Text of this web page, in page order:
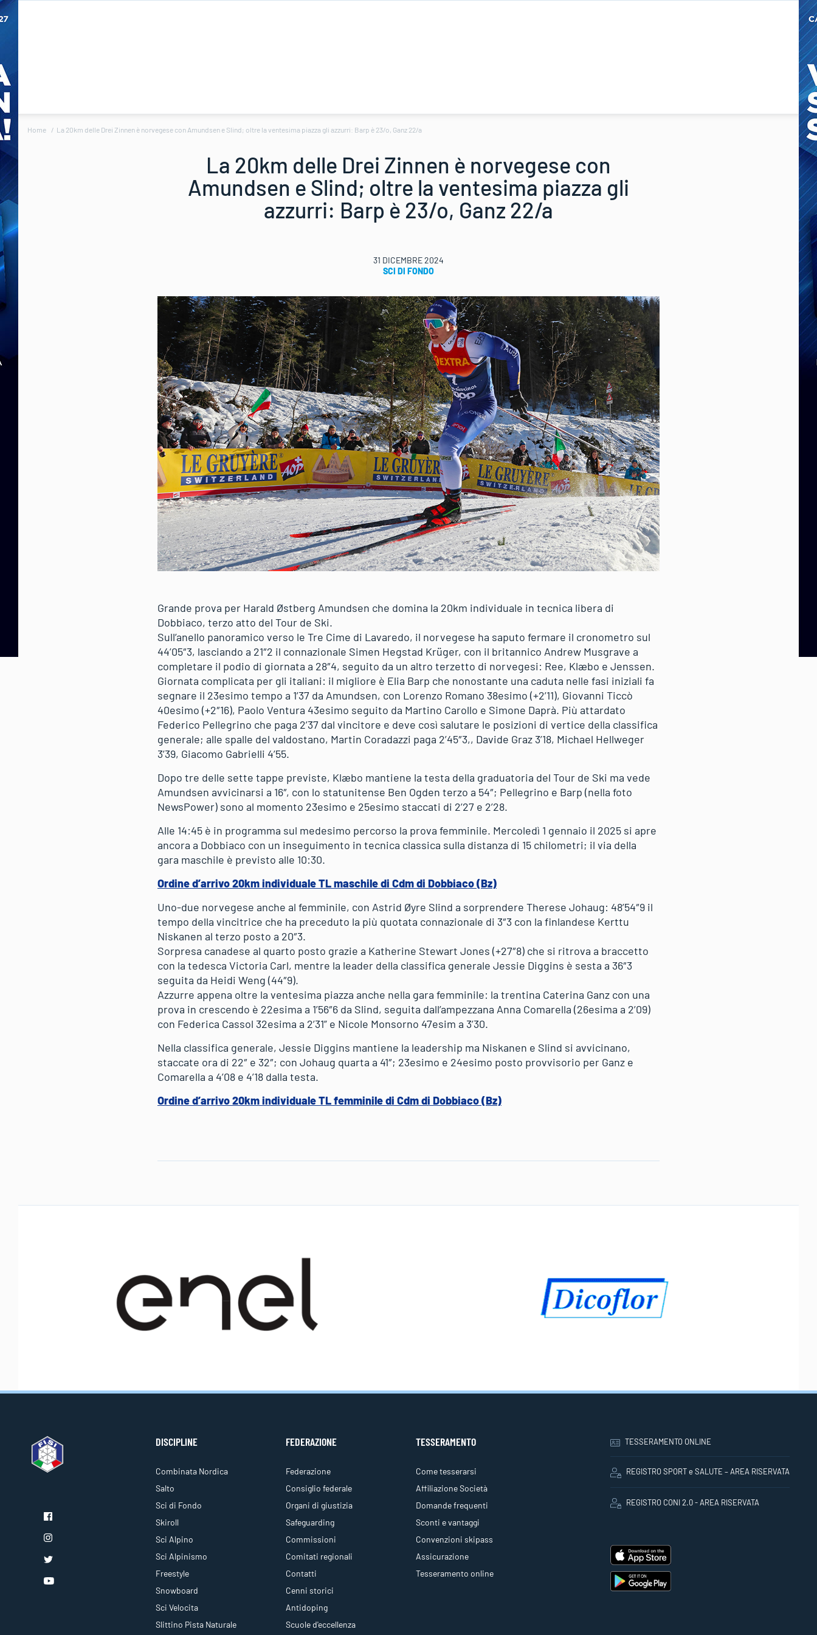
Home La 20km delle Drei Zinnen è norvegese con Amundsen e Slind; oltre la ventesima piazza gli azzurri: Barp è 23/o, Ganz 22/a
La 20km delle Drei Zinnen è norvegese con
Amundsen e Slind; oltre la ventesima piazza gli
azzurri: Barp è 23/o, Ganz 22/a
31 DICEMBRE 2024
SCI DI FONDO
Grande prova per Harald Østberg Amundsen che domina la 20km individuale in tecnica libera di
Dobbiaco, terzo atto del Tour de Ski.
Sull’anello panoramico verso le Tre Cime di Lavaredo, il norvegese ha saputo fermare il cronometro sul
44’05″3, lasciando a 21″2 il connazionale Simen Hegstad Krüger, con il britannico Andrew Musgrave a
completare il podio di giornata a 28″4, seguito da un altro terzetto di norvegesi: Ree, Klæbo e Jenssen.
Giornata complicata per gli italiani: il migliore è Elia Barp che nonostante una caduta nelle fasi iniziali fa
segnare il 23esimo tempo a 1’37 da Amundsen, con Lorenzo Romano 38esimo (+2’11), Giovanni Ticcò
40esimo (+2″16), Paolo Ventura 43esimo seguito da Martino Carollo e Simone Daprà. Più attardato
Federico Pellegrino che paga 2’37 dal vincitore e deve così salutare le posizioni di vertice della classifica
generale; alle spalle del valdostano, Martin Coradazzi paga 2’45″3,, Davide Graz 3’18, Michael Hellweger
3’39, Giacomo Gabrielli 4’55.
Dopo tre delle sette tappe previste, Klæbo mantiene la testa della graduatoria del Tour de Ski ma vede
Amundsen avvicinarsi a 16″, con lo statunitense Ben Ogden terzo a 54″; Pellegrino e Barp (nella foto
NewsPower) sono al momento 23esimo e 25esimo staccati di 2’27 e 2’28.
Alle 14:45 è in programma sul medesimo percorso la prova femminile. Mercoledì 1 gennaio il 2025 si apre
ancora a Dobbiaco con un inseguimento in tecnica classica sulla distanza di 15 chilometri; il via della
gara maschile è previsto alle 10:30.
Ordine d’arrivo 20km individuale TL maschile di Cdm di Dobbiaco (Bz)
Uno-due norvegese anche al femminile, con Astrid Øyre Slind a sorprendere Therese Johaug: 48’54″9 il
tempo della vincitrice che ha preceduto la più quotata connazionale di 3″3 con la finlandese Kerttu
Niskanen al terzo posto a 20″3.
Sorpresa canadese al quarto posto grazie a Katherine Stewart Jones (+27″8) che si ritrova a braccetto
con la tedesca Victoria Carl, mentre la leader della classifica generale Jessie Diggins è sesta a 36″3
seguita da Heidi Weng (44″9).
Azzurre appena oltre la ventesima piazza anche nella gara femminile: la trentina Caterina Ganz con una
prova in crescendo è 22esima a 1’56″6 da Slind, seguita dall’ampezzana Anna Comarella (26esima a 2’09)
con Federica Cassol 32esima a 2’31” e Nicole Monsorno 47esim a 3’30.
Nella classifica generale, Jessie Diggins mantiene la leadership ma Niskanen e Slind si avvicinano,
staccate ora di 22″ e 32″; con Johaug quarta a 41″; 23esimo e 24esimo posto provvisorio per Ganz e
Comarella a 4’08 e 4’18 dalla testa.
Ordine d’arrivo 20km individuale TL femminile di Cdm di Dobbiaco (Bz)
DISCIPLINE
Combinata Nordica
Salto
Sci di Fondo
Skiroll
Sci Alpino
Sci Alpinismo
Freestyle
Snowboard
Sci Velocita
Slittino Pista Naturale
FEDERAZIONE
Federazione
Consiglio federale
Organi di giustizia
Safeguarding
Commissioni
Comitati regionali
Contatti
Cenni storici
Antidoping
Scuole d'eccellenza
TESSERAMENTO
Come tesserarsi
Affiliazione Società
Domande frequenti
Sconti e vantaggi
Convenzioni skipass
Assicurazione
Tesseramento online
TESSERAMENTO ONLINE
REGISTRO SPORT e SALUTE – AREA RISERVATA
REGISTRO CONI 2.0 - AREA RISERVATA